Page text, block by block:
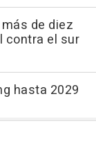
de diez
contra el sur
hasta 2029